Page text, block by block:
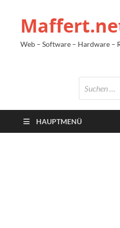
Web – Software – Hardware –
HAUPTMENÜ